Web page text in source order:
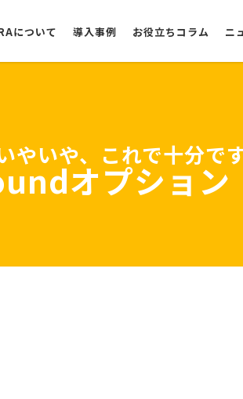
について 導入事例 お役立ちコラム ニ
やいや、これで十分です
オプション